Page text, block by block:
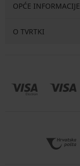
OPĆE INFORMACIJE
O TVRTKI